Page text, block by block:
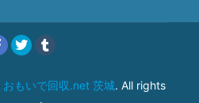
おもいで回収.net 茨城. All rights